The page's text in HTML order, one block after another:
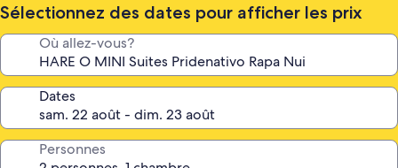
Sélectionnez des dates pour afficher les prix
Où allez-vous?
Dates
Personnes